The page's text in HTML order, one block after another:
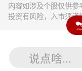
内容如涉及个股仅供参
投资有风险，入市须谨
说点啥...